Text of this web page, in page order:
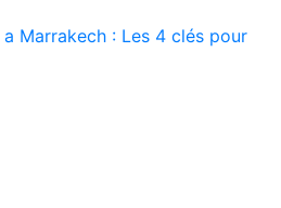
Marrakech : Les 4 clés pour